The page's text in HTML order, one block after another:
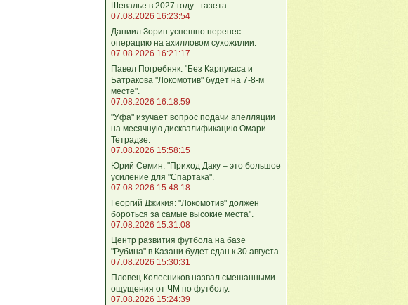
Шевалье в 2027 году - газета.
07.08.2026 16:23:54
Даниил Зорин успешно перенес
операцию на ахилловом сухожилии.
07.08.2026 16:21:17
Павел Погребняк: "Без Карпукаса и
Батракова "Локомотив" будет на 7-8-м
месте".
07.08.2026 16:18:59
"Уфа" изучает вопрос подачи апелляции
на месячную дисквалификацию Омари
Тетрадзе.
07.08.2026 15:58:15
Юрий Семин: "Приход Даку – это большое
усиление для "Спартака".
07.08.2026 15:48:18
Георгий Джикия: "Локомотив" должен
бороться за самые высокие места".
07.08.2026 15:31:08
Центр развития футбола на базе
"Рубина" в Казани будет сдан к 30 августа.
07.08.2026 15:30:31
Пловец Колесников назвал смешанными
ощущения от ЧМ по футболу.
07.08.2026 15:24:39